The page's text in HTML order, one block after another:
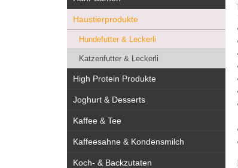
Haustierprodukte
Hundefutter & Leckerli
Katzenfutter & Leckerli
High Protein Produkte
Joghurt & Desserts
Kaffee & Tee
Kaffeesahne & Kondensmilch
Koch- & Backzutaten